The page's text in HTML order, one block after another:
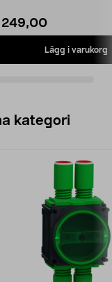
249,00
Lägg i varukorg
kategori